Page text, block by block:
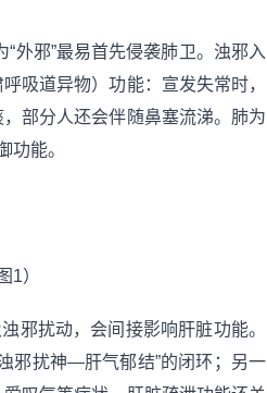
外邪”最易首先侵袭肺卫。浊邪入
吸道异物）功能：宣发失常时，
部分人还会伴随鼻塞流涕。肺为
功能。
邪扰动，会间接影响肝脏功能。
邪扰神—肝气郁结”的闭环；另一